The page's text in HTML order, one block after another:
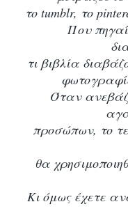
το tumblr, το
Που
τι βιβλία
Όταν
προσώπων, το
θα
Κι όμως έχετε